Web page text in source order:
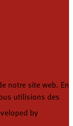
by
notre site web. En
utilisions des